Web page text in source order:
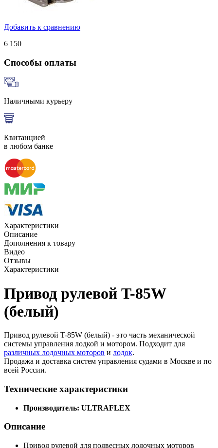
Добавить к сравнению
6 150
Способы оплаты
Наличными курьеру
Квитанцией
в любом банке
Характеристики
Описание
Дополнения к товару
Видео
Отзывы
Характеристики
Привод рулевой T-85W
(белый)
Привод рулевой T-85W (белый) - это часть механической
системы управления лодкой и мотором. Подходит для
различных лодочных моторов и лодок.
Продажа и доставка систем управления судами в Москве и по
всей России.
Технические характеристики
Производитель: ULTRAFLEX
Описание
Привод рулевой для подвесных лодочных моторов